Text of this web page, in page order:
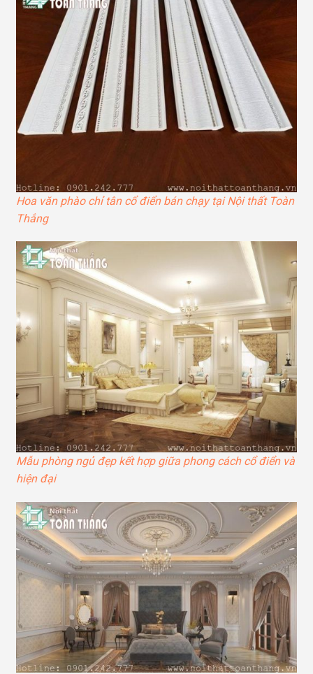
Hoa văn phào chỉ tân cổ điển bán chạy tại Nội thất Toàn
Thắng
Mẫu phòng ngủ đẹp kết hợp giữa phong cách cổ điển và
hiện đại